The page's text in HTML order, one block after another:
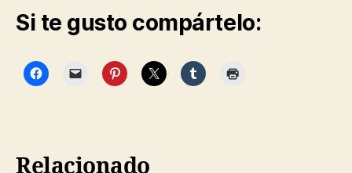
Si te gusto compártelo:
Relacionado